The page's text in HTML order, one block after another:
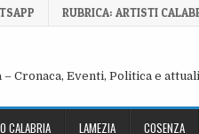
RUBRICA: ARTISTI
Cronaca, Eventi, Politica e
CALABRIA LAMEZIA COSENZA